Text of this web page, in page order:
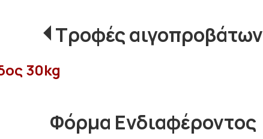
Τροφές αιγοπροβάτων
30kg
Φόρμα Ενδιαφέροντος